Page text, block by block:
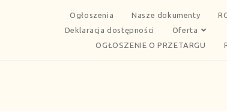
Ogłoszenia Nasze dokumenty
Deklaracja dostępności
Oferta
OGŁOSZENIE O PRZETARGU